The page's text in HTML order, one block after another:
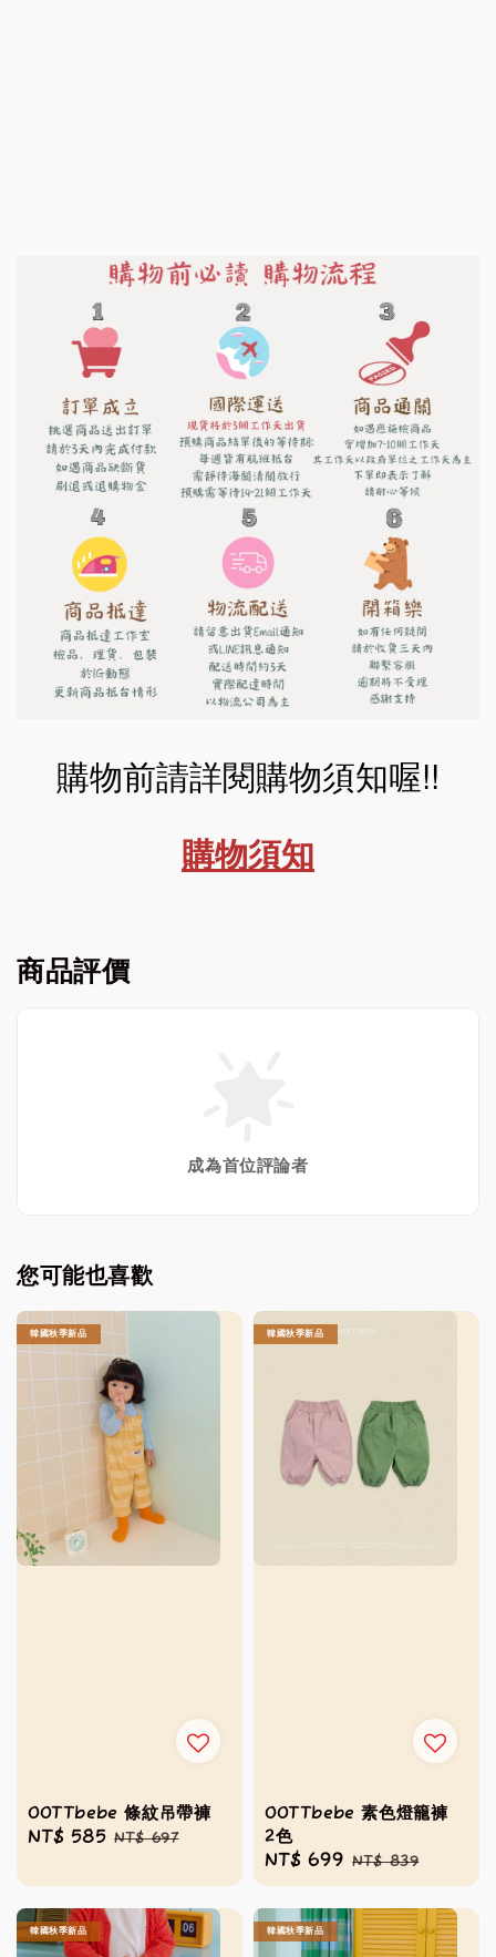
購物前請詳閱購物須知喔!!
購物須知
商品評價
成為首位評論者
您可能也喜歡
韓國秋季新品
OOTTbebe 條紋吊帶褲
Sale
NT$ 585 Regular
NT$ 697
韓國秋季新品
OOTTbebe 素色燈籠褲
2色
Sale
price
NT$ 699 Regular
price
NT$ 839
韓國秋季新品 韓國秋季新品